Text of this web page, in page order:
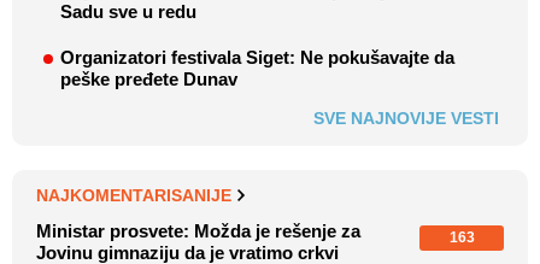
Sadu sve u redu
Organizatori festivala Siget: Ne pokušavajte da
peške pređete Dunav
SVE NAJNOVIJE VESTI
NAJKOMENTARISANIJE
Ministar prosvete: Možda je rešenje za
Jovinu gimnaziju da je vratimo crkvi
163